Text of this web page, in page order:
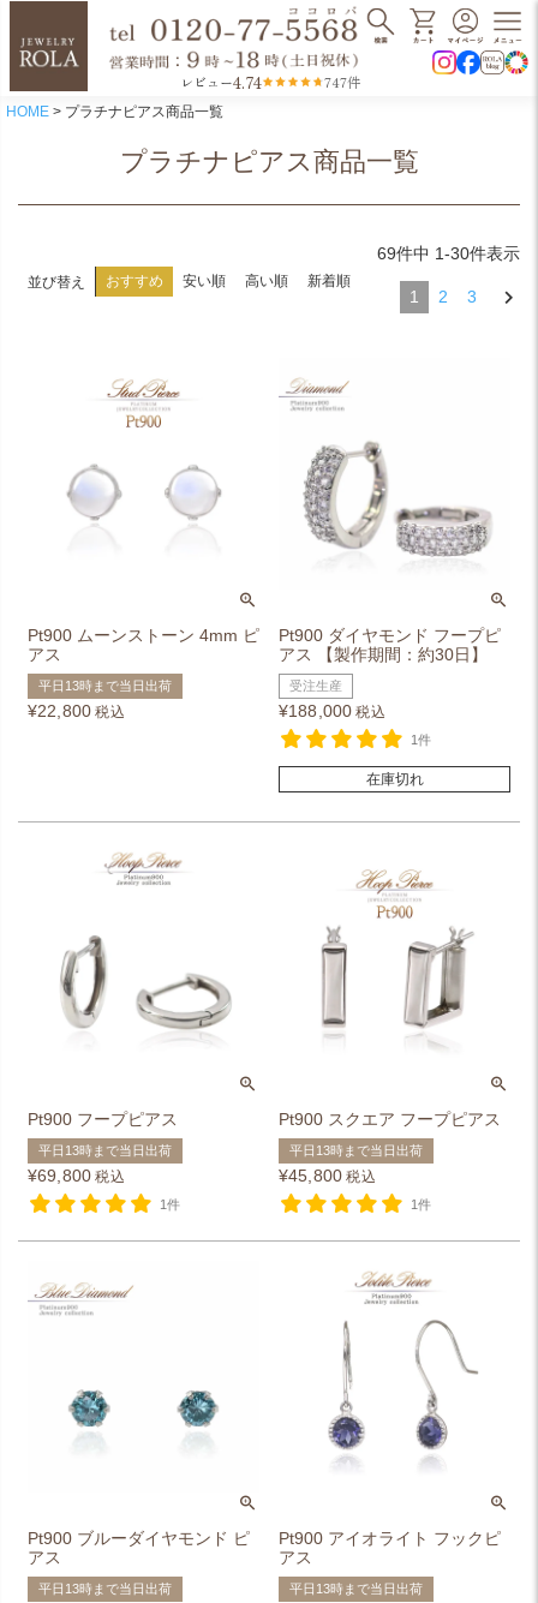
レビュー4.74 747件
HOME プラチナピアス商品一覧
プラチナピアス商品一覧
並び替え おすすめ 安い順 高い順 新着順
69件中 1-30件表示
1 2 3
Pt900 ムーンストーン 4mm ピ
アス
平日13時まで当日出荷
¥22,800 税込
Pt900 ダイヤモンド フープピ
アス 【製作期間：約30日】
受注生産
¥188,000 税込
1件
在庫切れ
Pt900 フープピアス
平日13時まで当日出荷
¥69,800 税込
1件
Pt900 スクエア フープピアス
平日13時まで当日出荷
¥45,800 税込
1件
Pt900 ブルーダイヤモンド ピ
アス
平日13時まで当日出荷
Pt900 アイオライト フックピ
アス
平日13時まで当日出荷